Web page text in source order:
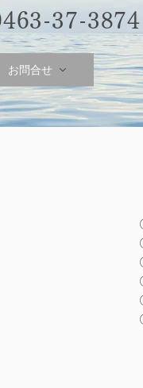
37-3874
お問合せ